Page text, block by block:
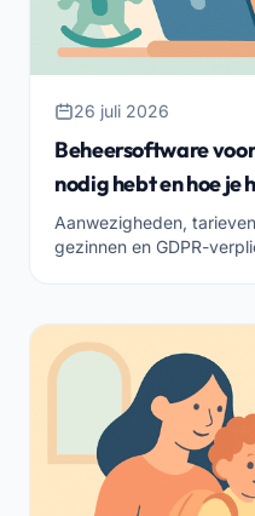
26 juli 2026
Beheersoftware
nodig hebt en hoe je
Aanwezigheden,
gezinnen en GDPR-
kiest.